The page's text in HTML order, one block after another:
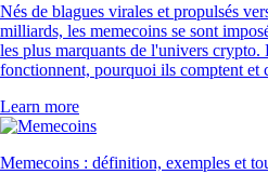
Nés de blagues virales et propulsés
milliards, les memecoins se sont
les plus marquants de l'univers
fonctionnent, pourquoi ils comptent et
Learn more
Memecoins : définition, exemples et